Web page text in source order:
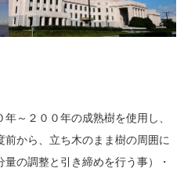
～２００年の成熟樹を使用し、
から、立ち木のまま樹の周囲に
の調整と引き締めを行う事）・